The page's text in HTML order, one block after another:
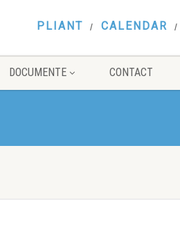
PLIANT CALENDAR
DOCUMENTE CONTACT